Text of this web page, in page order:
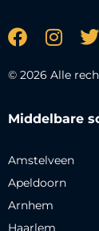
© 2026 Alle
Middelbare
Amstelveen
Apeldoorn
Arnhem
Haarlem